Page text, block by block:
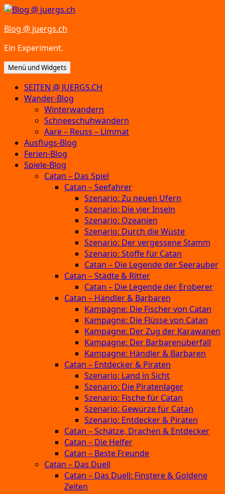
Zum
springen
Blog @ juergs.ch
Ein Experiment.
Menü und Widgets
SEITEN @ JUERGS.CH
Wander-Blog
Winterwandern
Schneeschuhwandern
Aare – Reuss – Limmat
Ausflugs-Blog
Ferien-Blog
Spiele-Blog
Catan – Das Spiel
Catan – Seefahrer
Szenario: Zu neuen Ufern
Szenario: Die vier Inseln
Szenario: Ozeanien
Szenario: Durch die Wüste
Szenario: Der vergessene Stamm
Szenario: Stoffe für Catan
Catan – Die Legende der Seeräuber
Catan – Städte & Ritter
Catan – Die Legende der Eroberer
Catan – Händler & Barbaren
Kampagne: Die Fischer von Catan
Kampagne: Die Flüsse von Catan
Kampagne: Der Zug der Karawanen
Kampagne: Der Barbarenüberfall
Kampagne: Händler & Barbaren
Catan – Entdecker & Piraten
Szenario: Land in Sicht
Szenario: Die Piratenlager
Szenario: Fische für Catan
Szenario: Gewürze für Catan
Szenario: Entdecker & Piraten
Catan – Schätze, Drachen & Entdecker
Catan – Die Helfer
Catan – Beste Freunde
Catan – Das Duell
Catan – Das Duell: Finstere & Goldene
Zeiten